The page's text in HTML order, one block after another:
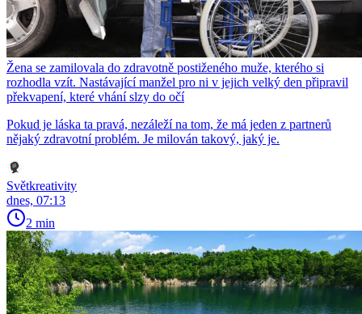
Žena se zamilovala do zdravotně postiženého muže, kterého si
rozhodla vzít. Nastávající manžel pro ni v jejich velký den připravil
překvapení, které vhání slzy do očí
Pokud je láska ta pravá, nezáleží na tom, že má jeden z partnerů
nějaký zdravotní problém. Je milován takový, jaký je.
Světkreativity
dnes, 07:13
2 min